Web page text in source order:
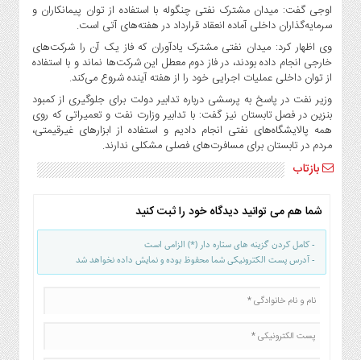
نگاه
روز
گوناگون
اوجی گفت: میدان مشترک نفتی چنگوله با استفاده از توان پیمانکاران و
سرمایه‌گذاران داخلی آماده انعقاد قرارداد در هفته‌های آتی است.
وی اظهار کرد: میدان نفتی مشترک یادآوران که فاز یک آن را شرکت‌های
خارجی انجام داده بودند، در فاز دوم معطل این شرکت‌ها نماند و با استفاده
از توان داخلی عملیات اجرایی خود را از هفته آینده شروع می‌کند.
وزیر نفت در پاسخ به پرسشی درباره تدابیر دولت برای جلوگیری از کمبود
بنزین در فصل تابستان نیز گفت: با تدابیر وزارت نفت و تعمیراتی که روی
همه پالایشگاه‌های نفتی انجام دادیم و استفاده از ابزارهای غیرقیمتی،
مردم در تابستان برای مسافرت‌های فصلی مشکلی ندارند.
بازتاب
شما هم می توانید دیدگاه خود را ثبت کنید
- کامل کردن گزینه های ستاره دار (*) الزامی است
- آدرس پست الکترونیکی شما محفوظ بوده و نمایش داده نخواهد شد